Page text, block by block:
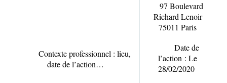
Contexte professionnel : lieu,
date de l’action…
97 Boulevard
Richard Lenoir
75011 Paris
Date de
l’action : Le
28/02/2020